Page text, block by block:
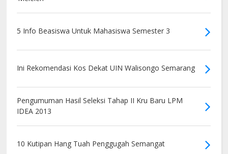
5 Info Beasiswa Untuk Mahasiswa Semester 3
Ini Rekomendasi Kos Dekat UIN Walisongo Semarang
Pengumuman Hasil Seleksi Tahap II Kru Baru LPM
IDEA 2013
10 Kutipan Hang Tuah Penggugah Semangat